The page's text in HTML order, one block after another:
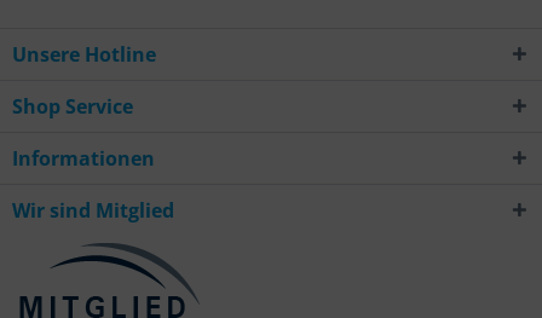
Unsere Hotline
Shop Service
Informationen
Wir sind Mitglied